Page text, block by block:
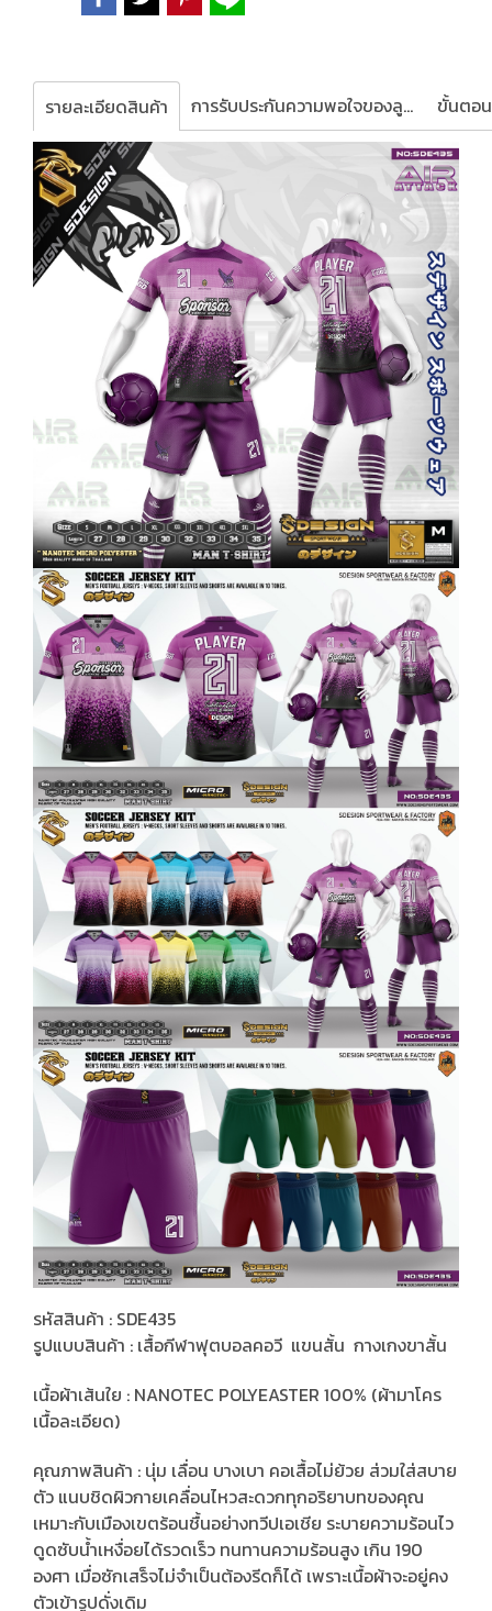
รายละเอียดสินค้า การรับประกันความพอใจของลูกค้า
รหัสสินค้า : SDE435
รูปแบบสินค้า : เสื้อกีฬาฟุตบอลคอวี แขนสั้น กางเกงขาสั้น
เนื้อผ้าเส้นใย : NANOTEC POLYEASTER 100% (ผ้ามาโคร
เนื้อละเอียด)
คุณภาพสินค้า : นุ่ม เลื่อน บางเบา คอเสื้อไม่ย้วย ส่วมใส่สบาย
ตัว แนบชิดผิวกายเคลื่อนไหวสะดวกทุกอริยาบทของคุณ
เหมาะกับเมืองเขตร้อนชื้นอย่างทวีปเอเชีย ระบายความร้อนไว
ดูดซับน้ำเหงื่อยได้รวดเร็ว ทนทานความร้อนสูง เกิน 190
องศา เมื่อซักเสร็จไม่จำเป็นต้องรีดก็ได้ เพราะเนื้อผ้าจะอยู่คง
ตัวเข้ารูปดั่งเดิม